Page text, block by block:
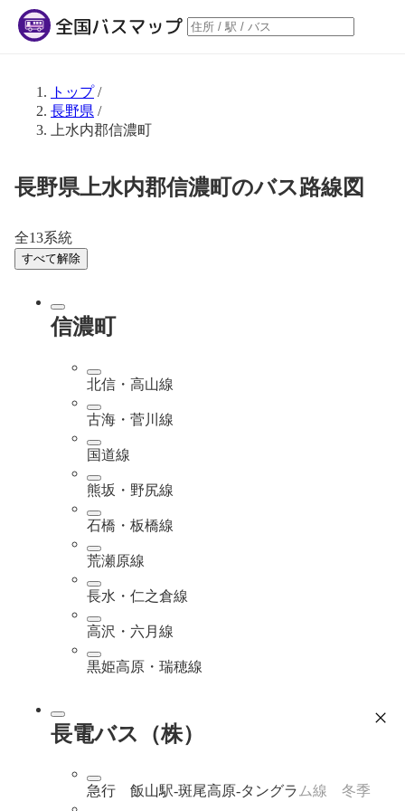
トップ/
長野県 /
上水内郡信濃町
長野県上水内郡信濃町のバス路線図
全13系統
すべて解除
信濃町
北信・高山線
古海・菅川線
国道線
熊坂・野尻線
石橋・板橋線
荒瀬原線
長水・仁之倉線
高沢・六月線
黒姫高原・瑞穂線
長電バス（株）
急行 飯山駅-斑尾高原-タングラム線 冬季